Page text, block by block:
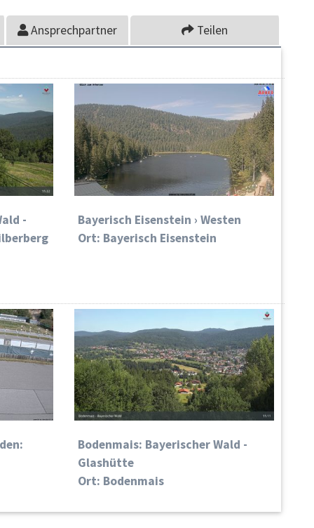
Ansprechpartner Teilen
-
Bayerisch Eisenstein › Westen
Ort: Bayerisch Eisenstein
Bodenmais: Bayerischer Wald -
Glashütte
Ort: Bodenmais